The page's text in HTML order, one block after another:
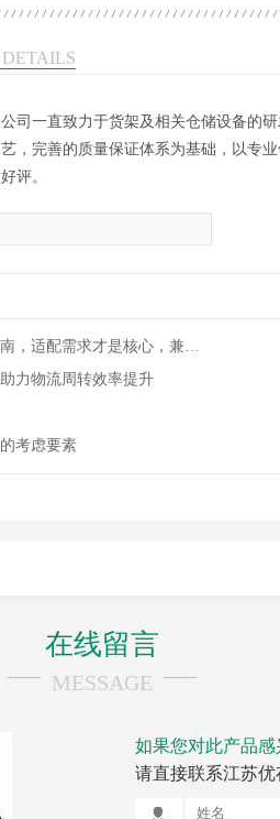
司一直致力于货架及相关仓储设备的
，完善的质量保证体系为基础，以专
评。
物流仓储货架选购指南，适配需求才是核心，兼顾高效与安全
力物流周转效率提升
考虑要素
在线留言
MESSAGE
如果您对此产品感
请直接联系江苏